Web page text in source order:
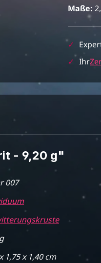
Maße:
✓
✓ Ihr
- 9,20 g"
007
1,75 x 1,40 cm